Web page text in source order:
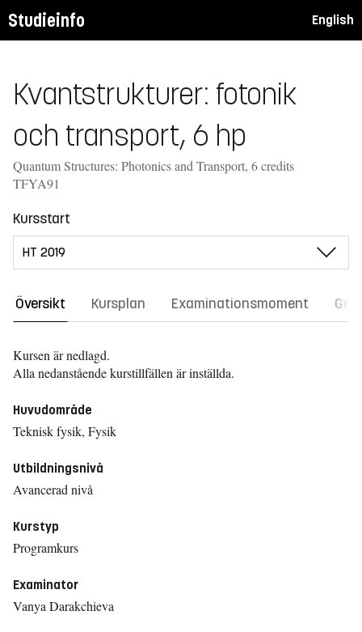
Studieinfo English
Kvantstrukturer: fotonik
och transport, 6 hp
Quantum Structures: Photonics and Transport, 6 credits
TFYA91
Kursstart
Översikt Kursplan Examinationsmoment
Kursen är nedlagd.
Alla nedanstående kurstillfällen är inställda.
Huvudområde
Teknisk fysik, Fysik
Utbildningsnivå
Avancerad nivå
Kurstyp
Programkurs
Examinator
Vanya Darakchieva